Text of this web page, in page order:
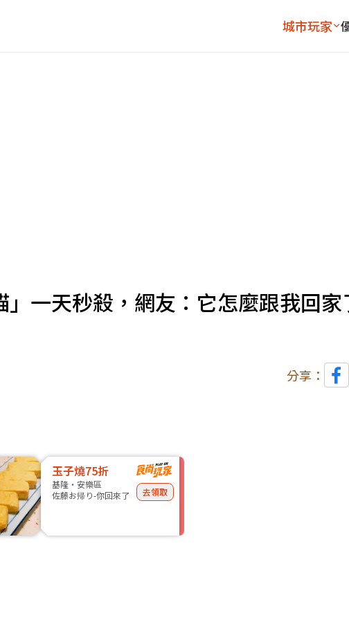
城市玩家
一天秒殺，網友：它怎麼跟我回家
分享：
玉子燒75折
基隆・安樂區
佐藤お帰り-你回來了
去領取